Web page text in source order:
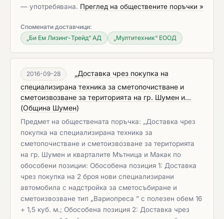
— употребявана. Преглед на обществените поръчки »
Споменати доставчици:
„Би Ем Лизинг-Трейд“ АД
„Мултитехник“ ЕООД
2016-09-28
„Доставка чрез покупка на
специализирана техника за сметопочистване и
сметоизвозване за територията на гр. Шумен и...
(Община Шумен)
Предмет на обществената поръчка: „Доставка чрез
покупка на специализирана техника за
сметопочистване и сметоизвозване за територията
на гр. Шумен и кварталите Мътница и Макак по
обособени позиции: Обособена позиция 1: Доставка
чрез покупка на 2 броя нови специализирани
автомобила с надстройка за сметосъбиране и
сметоизвозване тип „Вариопреса ” с полезен обем 16
+ 1,5 куб. м.; Обособена позиция 2: Доставка чрез